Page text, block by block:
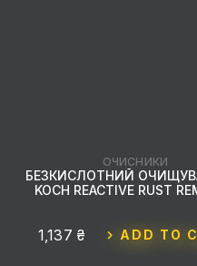
ОЧИСНИКИ
БЕЗКИСЛОТНИЙ
KOCH REACTIVE RUST
1,137 ₴ ADD TO